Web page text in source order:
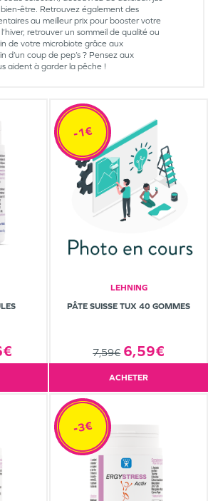
être. Retrouvez également des
au meilleur prix pour booster votre
retrouver un sommeil de qualité ou
de votre microbiote grâce aux
d’un coup de pep’s ? Pensez aux
aident à garder la pêche !
LEHNING
PÂTE SUISSE TUX 40 GOMMES
7,59€ 6,59€
-1€
ACHETER
-3€